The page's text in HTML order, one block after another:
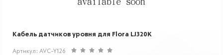
Кабель датчиков уровня для Flora LJ320K
Артикул: AVC-Y126